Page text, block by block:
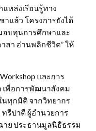
หล่งเรียนรู้ทาง
แล้ว โครงการยังได้
อบทุนการศึกษาและ
สา อ่านพลิกชีวิต” ให้
และการ
เพื่อการพัฒนาสังคม
ทุกมิติ จากวิทยากร
รีปาตี ผู้อำนวยการ
ย ประธานมูลนิธิธรรม